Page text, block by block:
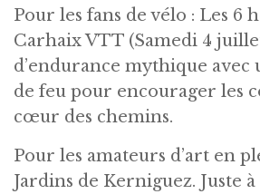
Pour les fans de vélo : Les 6
Carhaix VTT (Samedi 4
d’endurance mythique avec
de feu pour encourager les
cœur des chemins.
Pour les amateurs d’art en
Jardins de Kerniguez. Juste